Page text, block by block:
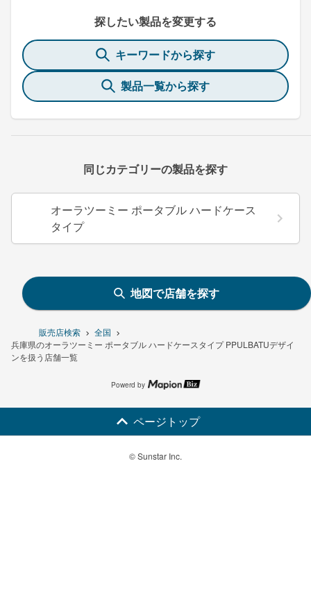
販売店検索
全国
兵庫県のオーラツーミー ポータブル ハードケースタイプ PPULBATUデザイ
ンを扱う店舗一覧
探したい製品を変更する
キーワードから探す
製品一覧から探す
同じカテゴリーの製品を探す
オーラツーミー ポータブル ハードケース
タイプ
地図で店舗を探す
Powerd by
ページトップ
© Sunstar Inc.